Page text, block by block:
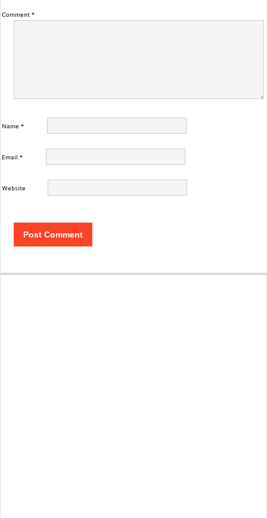
Comment*
Name*
Email*
Website